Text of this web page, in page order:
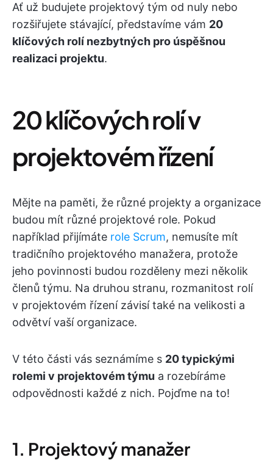
Ať už budujete projektový tým od nuly nebo
rozšiřujete stávající, představíme vám 20
klíčových rolí nezbytných pro úspěšnou
realizaci projektu.
20 klíčových rolí v
projektovém řízení
Mějte na paměti, že různé projekty a organizace
budou mít různé projektové role. Pokud
například přijímáte role Scrum, nemusíte mít
tradičního projektového manažera, protože
jeho povinnosti budou rozděleny mezi několik
členů týmu. Na druhou stranu, rozmanitost rolí
v projektovém řízení závisí také na velikosti a
odvětví vaší organizace.
V této části vás seznámíme s 20 typickými
rolemi v projektovém týmu a rozebíráme
odpovědnosti každé z nich. Pojďme na to!
1. Projektový manažer